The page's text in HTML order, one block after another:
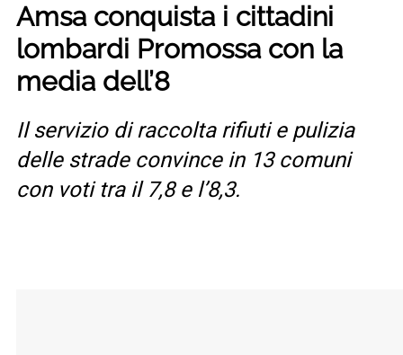
Amsa conquista i cittadini
lombardi Promossa con la
media dell’8
Il servizio di raccolta rifiuti e pulizia
delle strade convince in 13 comuni
con voti tra il 7,8 e l’8,3.